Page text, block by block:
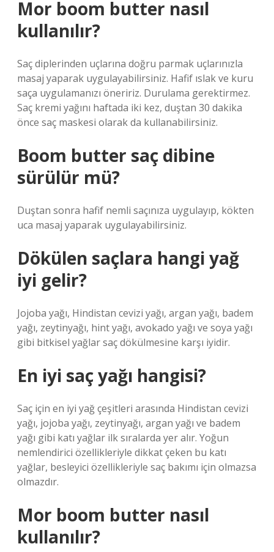
Mor boom butter nasıl
kullanılır?
Saç diplerinden uçlarına doğru parmak uçlarınızla
masaj yaparak uygulayabilirsiniz. Hafif ıslak ve kuru
saça uygulamanızı öneririz. Durulama gerektirmez.
Saç kremi yağını haftada iki kez, duştan 30 dakika
önce saç maskesi olarak da kullanabilirsiniz.
Boom butter saç dibine
sürülür mü?
Duştan sonra hafif nemli saçınıza uygulayıp, kökten
uca masaj yaparak uygulayabilirsiniz.
Dökülen saçlara hangi yağ
iyi gelir?
Jojoba yağı, Hindistan cevizi yağı, argan yağı, badem
yağı, zeytinyağı, hint yağı, avokado yağı ve soya yağı
gibi bitkisel yağlar saç dökülmesine karşı iyidir.
En iyi saç yağı hangisi?
Saç için en iyi yağ çeşitleri arasında Hindistan cevizi
yağı, jojoba yağı, zeytinyağı, argan yağı ve badem
yağı gibi katı yağlar ilk sıralarda yer alır. Yoğun
nemlendirici özellikleriyle dikkat çeken bu katı
yağlar, besleyici özellikleriyle saç bakımı için olmazsa
olmazdır.
Mor boom butter nasıl
kullanılır?